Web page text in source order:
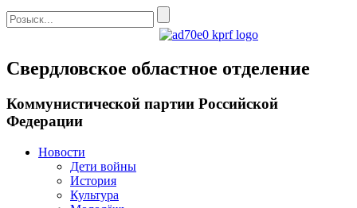
Свердловское областное отделение
Коммунистической партии Российской
Федерации
Новости
Дети войны
История
Культура